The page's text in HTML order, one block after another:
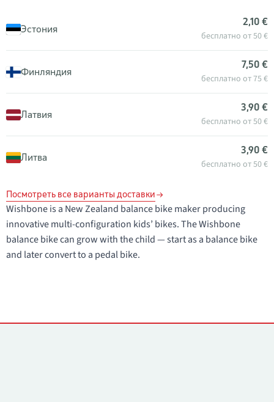
Эстония
2,10 €
бесплатно от 50 €
Финляндия
7,50 €
бесплатно от 75 €
Латвия
3,90 €
бесплатно от 50 €
Литва
3,90 €
бесплатно от 50 €
Посмотреть все варианты доставки
Wishbone is a New Zealand balance bike maker producing
innovative multi-configuration kids’ bikes. The Wishbone
balance bike can grow with the child — start as a balance bike
and later convert to a pedal bike.